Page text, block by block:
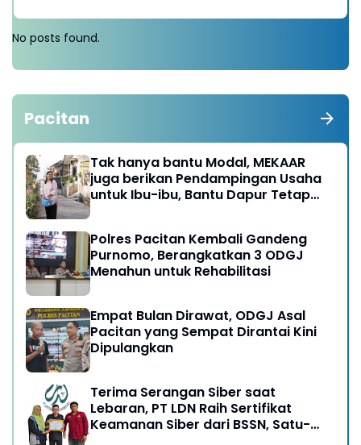
No posts found.
Pacitan
Tak hanya bantu Modal, MEKAAR
juga berikan Pendampingan Usaha
untuk Ibu-ibu, Bantu Dapur Tetap
Polres Pacitan Kembali Gandeng
Purnomo, Berangkatkan 3 ODGJ
Menahun untuk Rehabilitasi
Empat Bulan Dirawat, ODGJ Asal
Pacitan yang Sempat Dirantai Kini
Dipulangkan
Terima Serangan Siber saat
Lebaran, PT LDN Raih Sertifikat
Keamanan Siber dari BSSN, Satu-